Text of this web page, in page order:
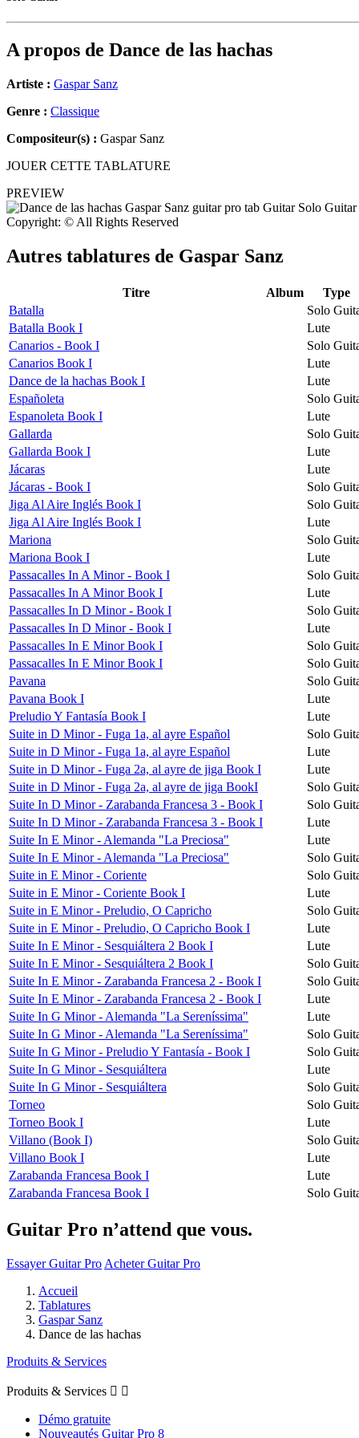
A propos de Dance de las hachas
Artiste : Gaspar Sanz
Genre : Classique
Compositeur(s) : Gaspar Sanz
JOUER CETTE TABLATURE
PREVIEW
Copyright: © All Rights Reserved
Autres tablatures de Gaspar Sanz
Titre Album
Type
Batalla
Solo
Batalla Book I
Lute
Canarios - Book I
Solo
Canarios Book I
Lute
Dance de la hachas Book I
Lute
Españoleta
Solo
Espanoleta Book I
Lute
Gallarda
Solo
Gallarda Book I
Lute
Jácaras
Lute
Jácaras - Book I
Solo
Jiga Al Aire Inglés Book I
Solo
Jiga Al Aire Inglés Book I
Lute
Mariona
Solo
Mariona Book I
Lute
Passacalles In A Minor - Book I
Solo
Passacalles In A Minor Book I
Lute
Passacalles In D Minor - Book I
Solo
Passacalles In D Minor - Book I
Lute
Passacalles In E Minor Book I
Solo
Passacalles In E Minor Book I
Solo
Pavana
Solo
Pavana Book I
Lute
Preludio Y Fantasía Book I
Lute
Suite in D Minor - Fuga 1a, al ayre Español
Solo
Suite in D Minor - Fuga 1a, al ayre Español
Lute
Suite in D Minor - Fuga 2a, al ayre de jiga Book I
Lute
Suite in D Minor - Fuga 2a, al ayre de jiga BookI
Solo
Suite In D Minor - Zarabanda Francesa 3 - Book I
Solo
Suite In D Minor - Zarabanda Francesa 3 - Book I
Lute
Suite In E Minor - Alemanda "La Preciosa"
Lute
Suite In E Minor - Alemanda "La Preciosa"
Solo
Suite in E Minor - Coriente
Solo
Suite in E Minor - Coriente Book I
Lute
Suite in E Minor - Preludio, O Capricho
Solo
Suite in E Minor - Preludio, O Capricho Book I
Lute
Suite In E Minor - Sesquiáltera 2 Book I
Lute
Suite In E Minor - Sesquiáltera 2 Book I
Solo
Suite In E Minor - Zarabanda Francesa 2 - Book I
Solo
Suite In E Minor - Zarabanda Francesa 2 - Book I
Lute
Suite In G Minor - Alemanda "La Sereníssima"
Lute
Suite In G Minor - Alemanda "La Sereníssima"
Solo
Suite In G Minor - Preludio Y Fantasía - Book I
Solo
Suite In G Minor - Sesquiáltera
Lute
Suite In G Minor - Sesquiáltera
Solo
Torneo
Solo
Torneo Book I
Lute
Villano (Book I)
Solo
Villano Book I
Lute
Zarabanda Francesa Book I
Lute
Zarabanda Francesa Book I
Solo
Guitar Pro n’attend que vous.
Essayer Guitar Pro Acheter Guitar Pro
Accueil
Tablatures
Gaspar Sanz
Dance de las hachas
Produits & Services
Produits & Services  
Démo gratuite
Nouveautés Guitar Pro 8